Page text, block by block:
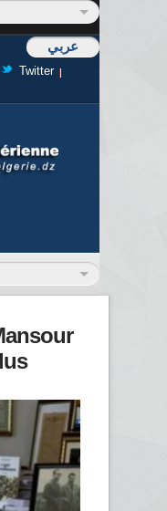
عربي
Twitter